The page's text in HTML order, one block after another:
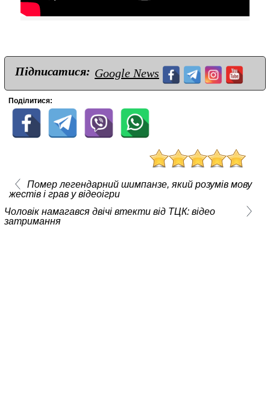
Підписатися: Google News
Поділитися:
Помер легендарний шимпанзе, який розумів мову
жестів і грав у відеоігри
Чоловік намагався двічі втекти від ТЦК: відео
затримання